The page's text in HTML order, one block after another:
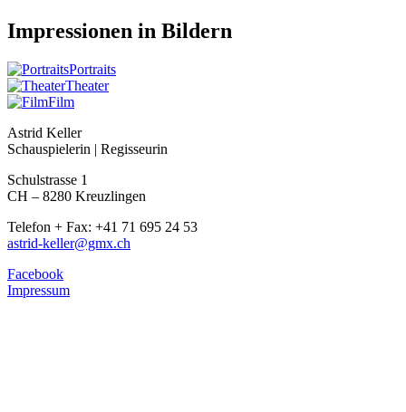
Impressionen in Bildern
Portraits
Theater
Film
Astrid Keller
Schauspielerin | Regisseurin
Schulstrasse 1
CH – 8280 Kreuzlingen
Telefon + Fax: +41 71 695 24 53
astrid-keller@gmx.ch
Facebook
Impressum